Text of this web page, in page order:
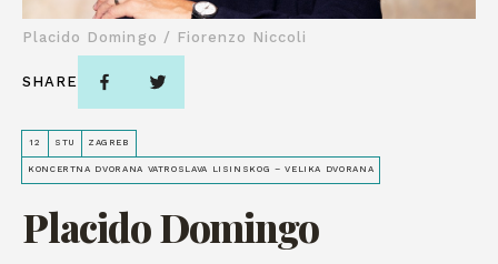
12 STU ZAGREB
KONCERTNA DVORANA VATROSLAVA LISINSKOG – VELIKA DVORANA
Placido Domingo
Placido Domingo / Fiorenzo Niccoli
SHARE